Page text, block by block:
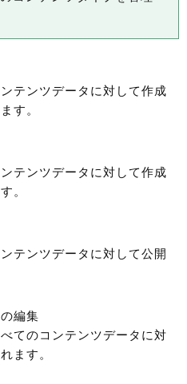
テンツデータに対して作成
す。
テンツデータに対して作成
。
テンツデータに対して公開
編集
てのコンテンツデータに対
ます。